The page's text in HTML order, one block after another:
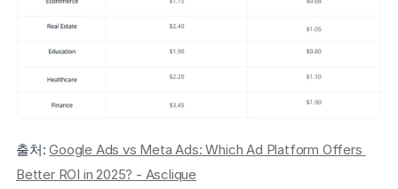
출처: Google Ads vs Meta Ads: Which Ad Platform Offers
Better ROI in 2025? - Asclique